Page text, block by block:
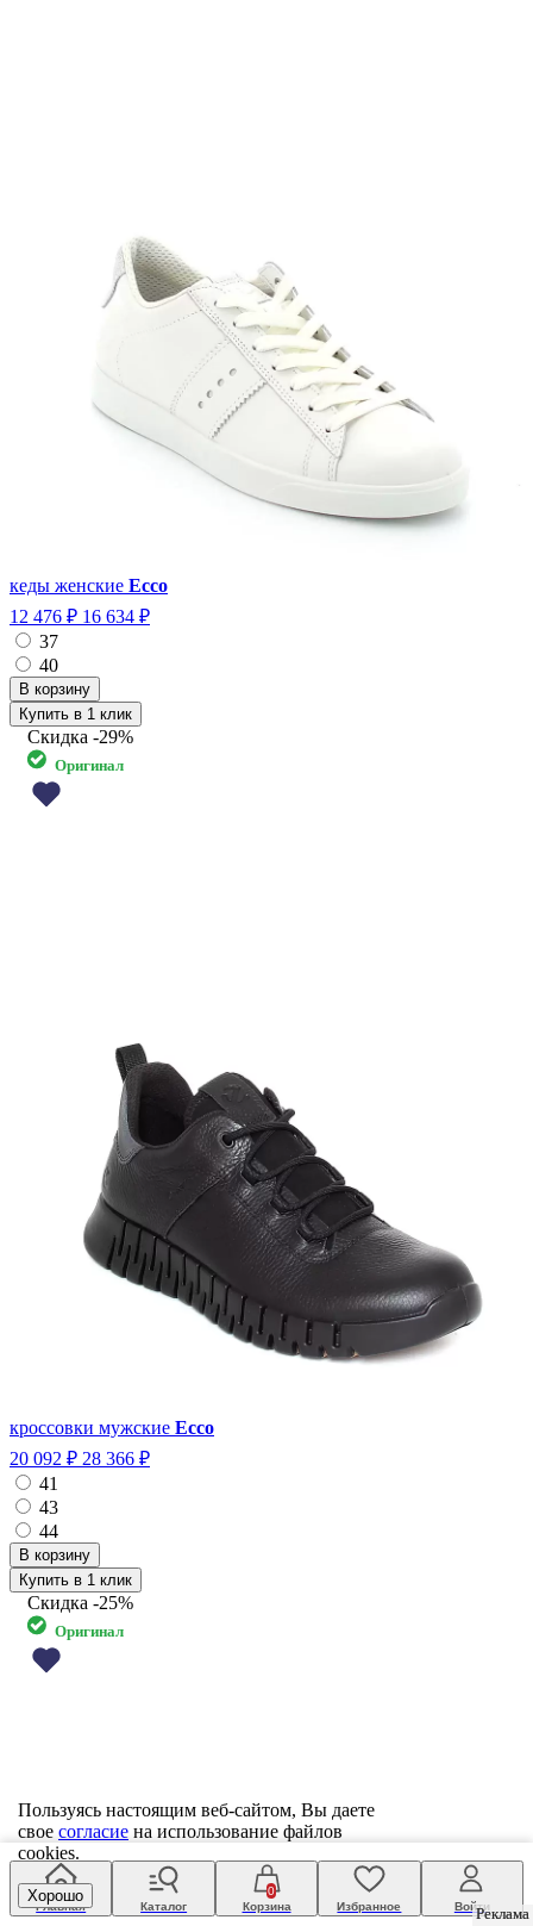
Реклама
Реклама
кеды женские Ecco
12 476 ₽ 16 634 ₽
37
40
Купить в 1 клик
Скидка -29%
Оригинал
кроссовки мужские Ecco
20 092 ₽ 28 366 ₽
41
43
44
Купить в 1 клик
Скидка -25%
Оригинал
Главная Каталог
0
Корзина
Избранное Войти
Пользуясь настоящим веб-сайтом, Вы даете
свое согласие на использование файлов
cookies.
Хорошо